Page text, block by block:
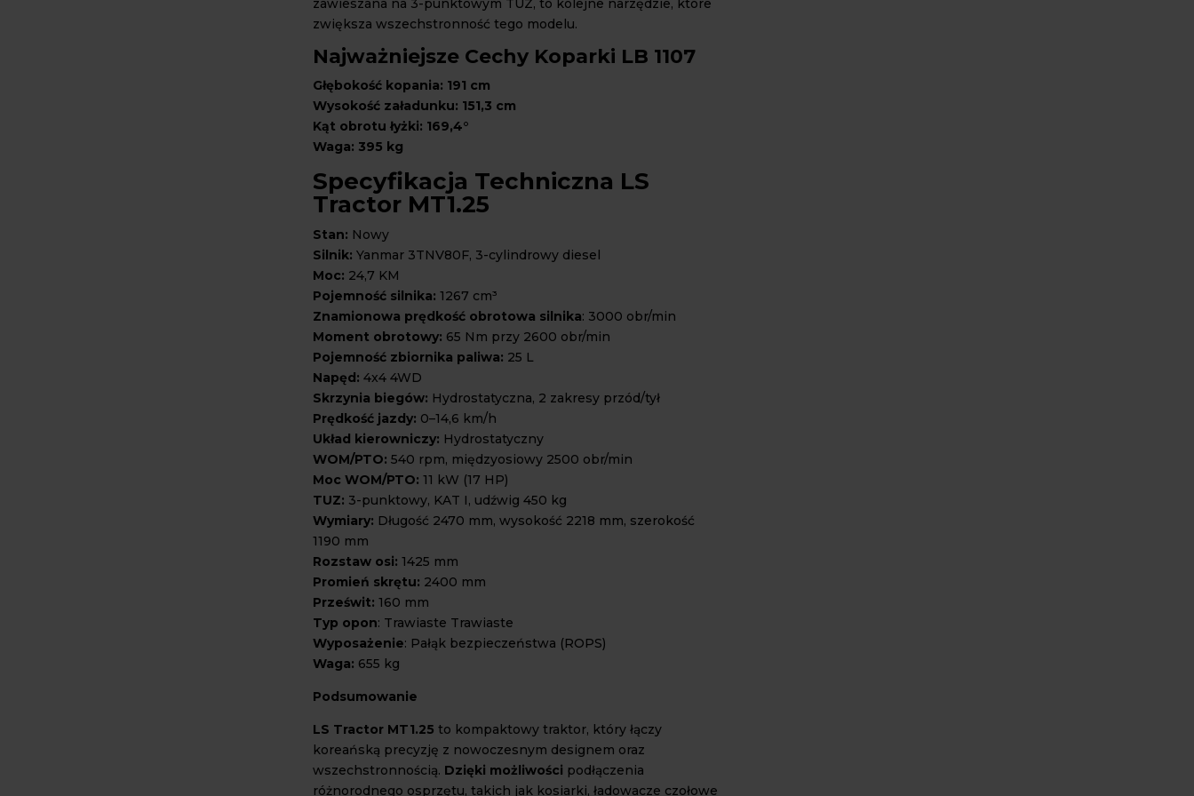
zawieszana na 3-punktowym TUZ, to kolejne narzędzie, które
zwiększa wszechstronność tego modelu.
Najważniejsze Cechy Koparki LB 1107
Głębokość kopania: 191 cm
Wysokość załadunku: 151,3 cm
Kąt obrotu łyżki: 169,4°
Waga: 395 kg
Specyfikacja Techniczna LS
Tractor MT1.25
Stan: Nowy
Silnik: Yanmar 3TNV80F, 3-cylindrowy diesel
Moc: 24,7 KM
Pojemność silnika: 1267 cm³
Znamionowa prędkość obrotowa silnika: 3000 obr/min
Moment obrotowy: 65 Nm przy 2600 obr/min
Pojemność zbiornika paliwa: 25 L
Napęd: 4x4 4WD
Skrzynia biegów: Hydrostatyczna, 2 zakresy przód/tył
Prędkość jazdy: 0–14,6 km/h
Układ kierowniczy: Hydrostatyczny
WOM/PTO: 540 rpm, międzyosiowy 2500 obr/min
Moc WOM/PTO: 11 kW (17 HP)
TUZ: 3-punktowy, KAT I, udźwig 450 kg
Wymiary: Długość 2470 mm, wysokość 2218 mm, szerokość
1190 mm
Rozstaw osi: 1425 mm
Promień skrętu: 2400 mm
Prześwit: 160 mm
Typ opon: Trawiaste Trawiaste
Wyposażenie: Pałąk bezpieczeństwa (ROPS)
Waga: 655 kg
Podsumowanie
LS Tractor MT1.25 to kompaktowy traktor, który łączy
koreańską precyzję z nowoczesnym designem oraz
wszechstronnością. Dzięki możliwości podłączenia
różnorodnego osprzętu, takich jak kosiarki, ładowacze czołowe